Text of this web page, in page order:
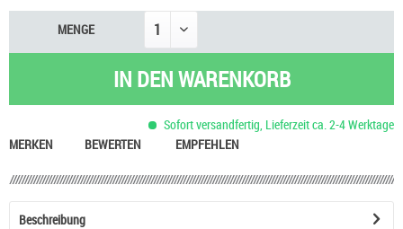
MENGE
IN DENWARENKORB
Sofort versandfertig, Lieferzeit ca. 2-4 Werktage
MERKEN
BEWERTEN EMPFEHLEN
Beschreibung